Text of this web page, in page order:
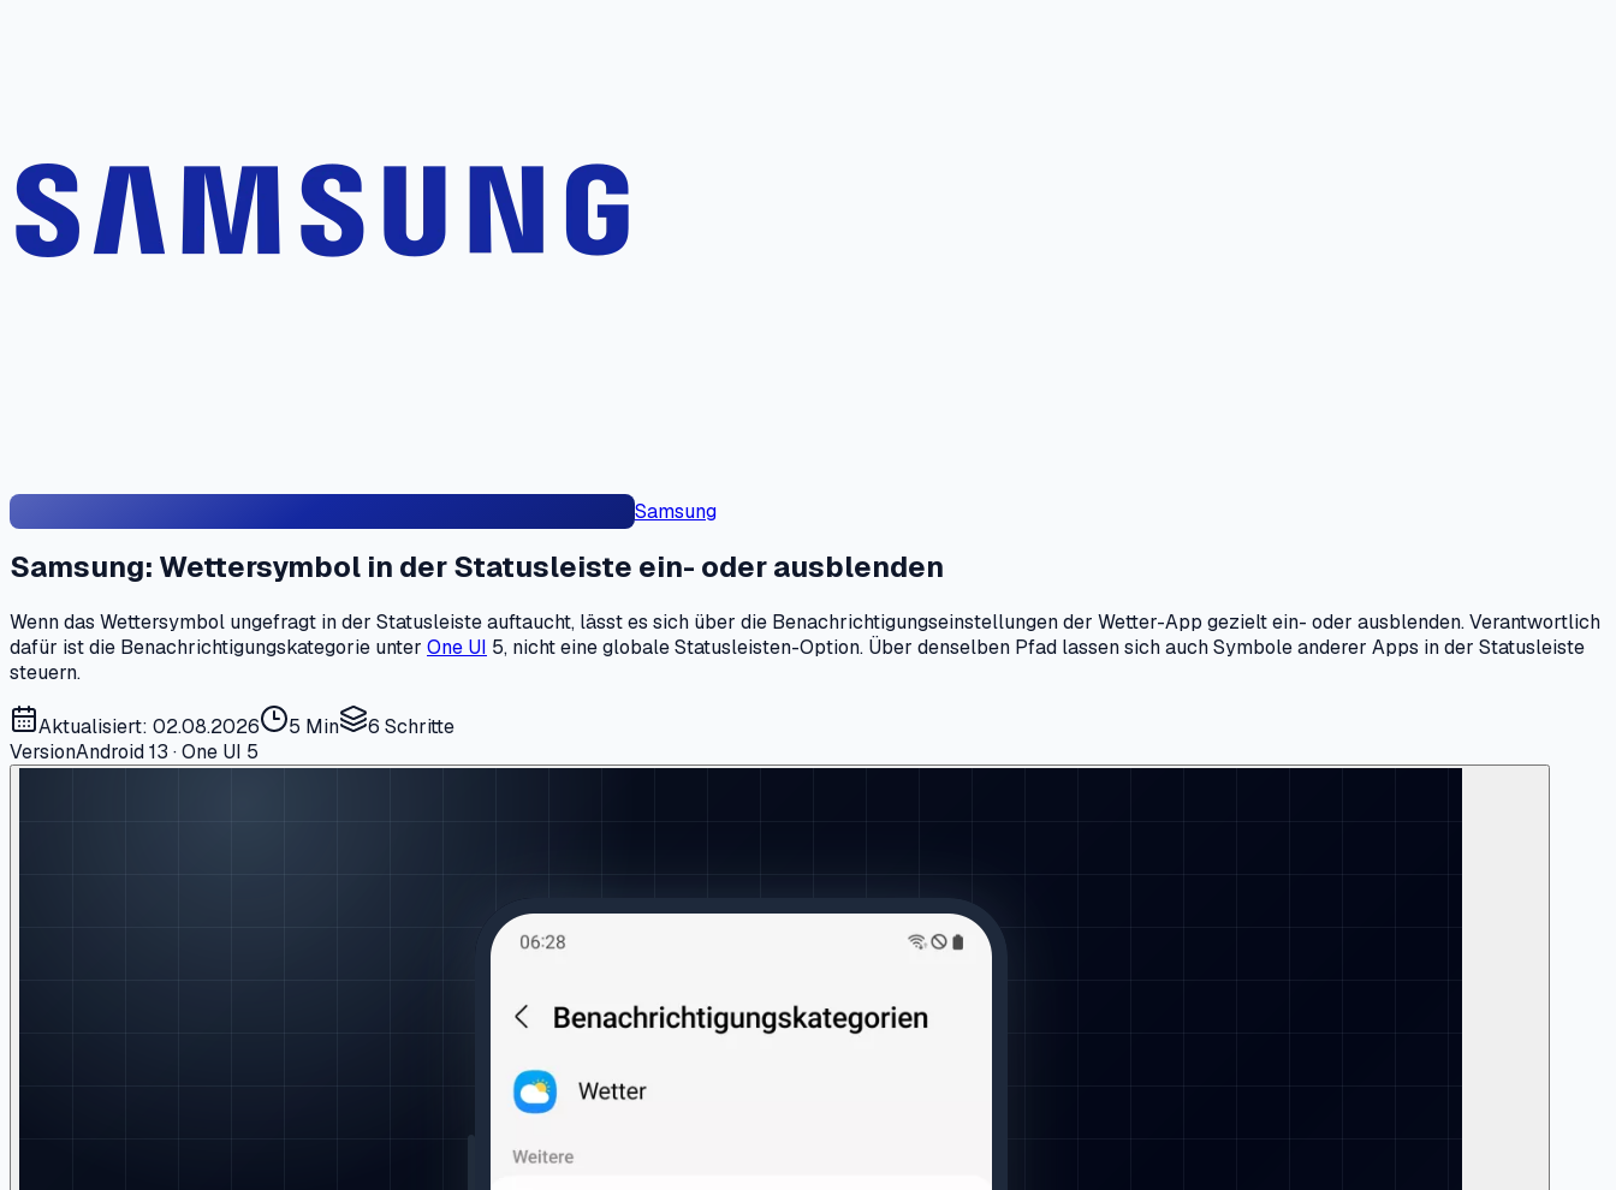
Samsung
Samsung: Wettersymbol in der Statusleiste ein- oder ausblenden
Wenn das Wettersymbol ungefragt in der Statusleiste auftaucht, lässt es sich über die Benachrichtigungseinstellungen der Wetter-App gezielt ein- oder ausblenden. Verantwortlich
dafür ist die Benachrichtigungskategorie unter One UI 5, nicht eine globale Statusleisten-Option. Über denselben Pfad lassen sich auch Symbole anderer Apps in der Statusleiste
steuern.
Aktualisiert: 02.08.2026 5 Min 6 Schritte
VersionAndroid 13 · One UI 5